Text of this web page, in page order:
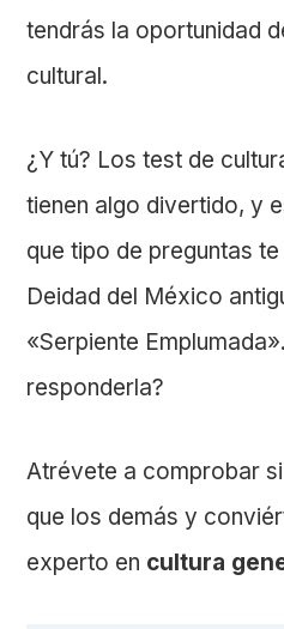
tendrás la oportunidad
cultural.
¿Y tú? Los test de
tienen algo divertido, y
que tipo de preguntas
Deidad del México
«Serpiente
responderla?
Atrévete a comprobar
que los demás y
experto en cultura